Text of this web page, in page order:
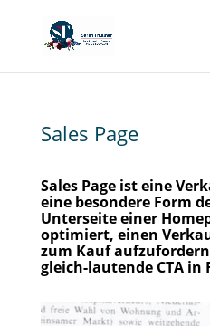
Sales Page
Sales Page ist eine
eine besondere Form
Unterseite einer
optimiert, einen
zum Kauf
gleich-lautende CTA